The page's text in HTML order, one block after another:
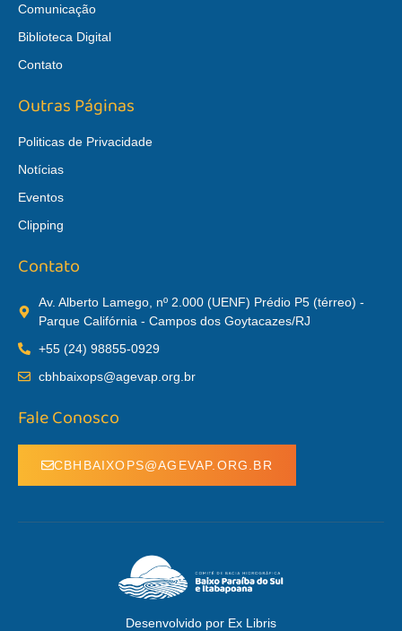
Comunicação
Biblioteca Digital
Contato
Outras Páginas
Politicas de Privacidade
Notícias
Eventos
Clipping
Contato
Av. Alberto Lamego, nº 2.000 (UENF) Prédio P5 (térreo) -
Parque Califórnia - Campos dos Goytacazes/RJ
+55 (24) 98855-0929
cbhbaixops@agevap.org.br
Fale Conosco
CBHBAIXOPS@AGEVAP.ORG.BR
Desenvolvido por Ex Libris